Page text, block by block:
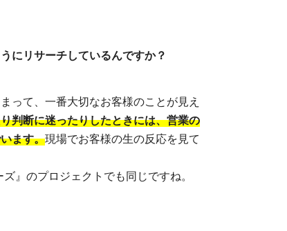
にリサーチしているんですか？
って、一番大切なお客様のことが見え
判断に迷ったりしたときには、営業の
ます。現場でお客様の生の反応を見て
』のプロジェクトでも同じですね。